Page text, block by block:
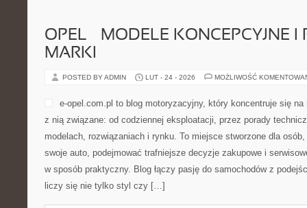
OPEL – MODELE KONCEPCYJNE I
MARKI
POSTED BY ADMIN LUT - 24 - 2026 MOŻLIWOŚĆ
e-opel.com.pl to blog motoryzacyjny, który koncentruje się
z nią związane: od codziennej eksploatacji, przez porady
modelach, rozwiązaniach i rynku. To miejsce stworzone dla
swoje auto, podejmować trafniejsze decyzje zakupowe i
w sposób praktyczny. Blog łączy pasję do samochodów z
liczy się nie tylko styl czy […]